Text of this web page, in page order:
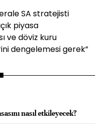
SA stratejisti
piyasa
ve döviz kuru
dengelemesi gerek”
nasıl etkileyecek?